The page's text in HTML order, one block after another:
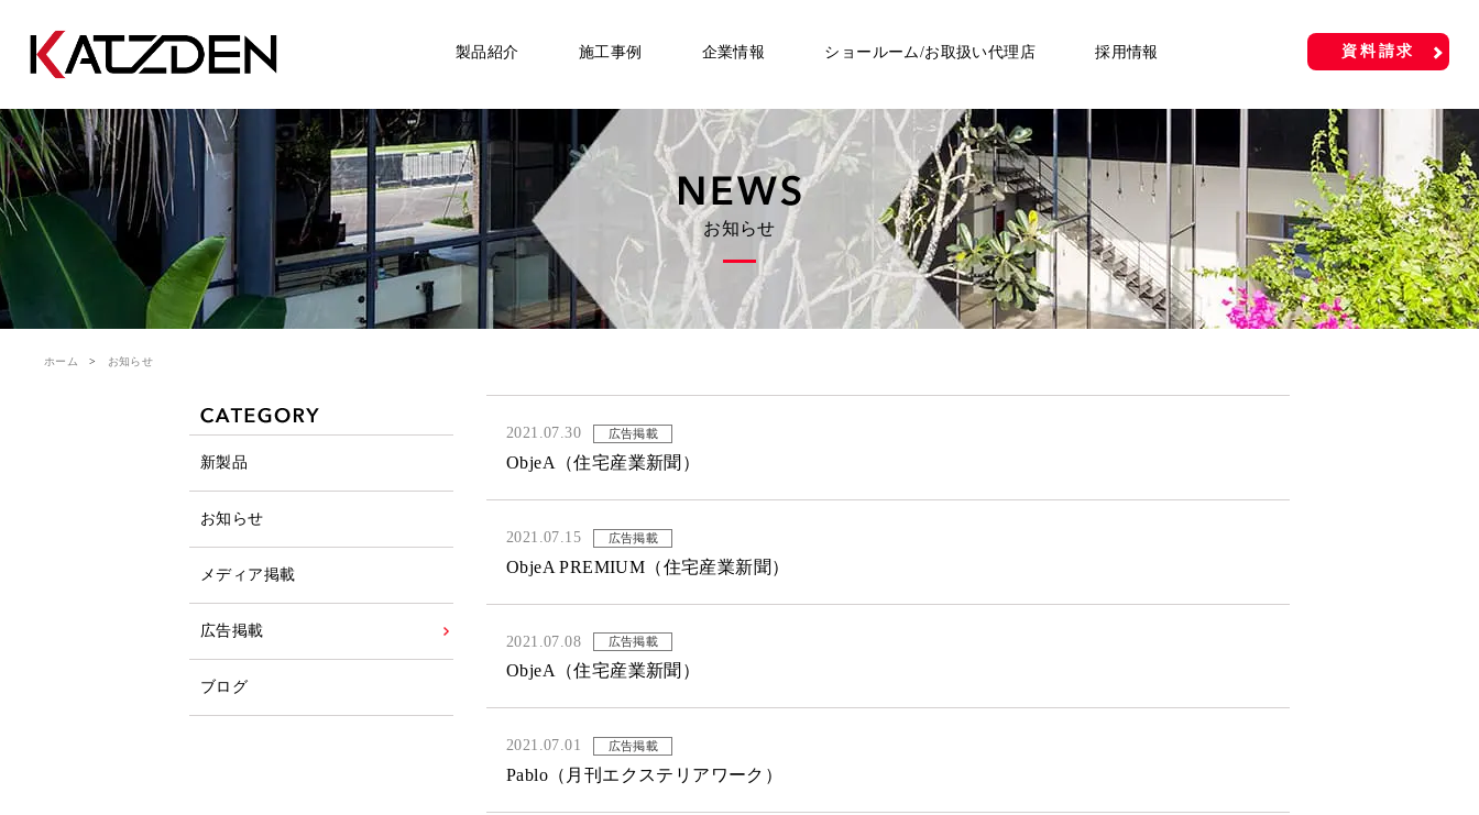
製品紹介 施工事例 企業情報 ショールーム/お取扱い代理店 採用情報 資料請求
お知らせ
ホーム お知らせ
2021.07.30 広告掲載
ObjeA（住宅産業新聞）
2021.07.15 広告掲載
ObjeA PREMIUM（住宅産業新聞）
2021.07.08 広告掲載
ObjeA（住宅産業新聞）
2021.07.01 広告掲載
Pablo（月刊エクステリアワーク）
新製品
お知らせ
メディア掲載
広告掲載
ブログ